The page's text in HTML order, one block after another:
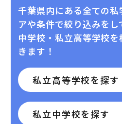
千葉県内にある全ての
アや条件で絞り込みをし
中学校・私⽴⾼等学校
きます！
私立高等学校を探す
私立中学校を探す